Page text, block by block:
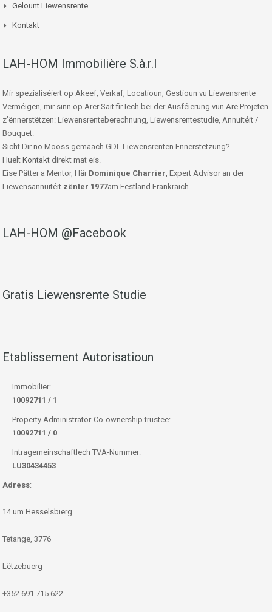
Gelount Liewensrente
Kontakt
LAH-HOM Immobilière S.à.r.l
Mir spezialiséiert op Akeef, Verkaf, Locatioun, Gestioun vu Liewensrente
Verméigen, mir sinn op Ärer Säit fir Iech bei der Ausféierung vun Äre Projeten
z’ënnerstëtzen: Liewensrenteberechnung, Liewensrentestudie, Annuitéit /
Bouquet.
Sicht Dir no Mooss gemaach GDL Liewensrenten Ënnerstëtzung?
Huelt Kontakt direkt mat eis.
Eise Pätter a Mentor, Här Dominique Charrier , Expert Advisor an der
Liewensannuitéit zënter 1977am Festland Frankräich.
LAH-HOM @Facebook
Gratis Liewensrente Studie
Etablissement Autorisatioun
Immobilier:
10092711 / 1
Property Administrator-Co-ownership trustee:
10092711 / 0
Intragemeinschaftlech TVA-Nummer:
LU30434453
Adress:
14 um Hesselsbierg
Tetange, 3776
Lëtzebuerg
+352 691 715 622